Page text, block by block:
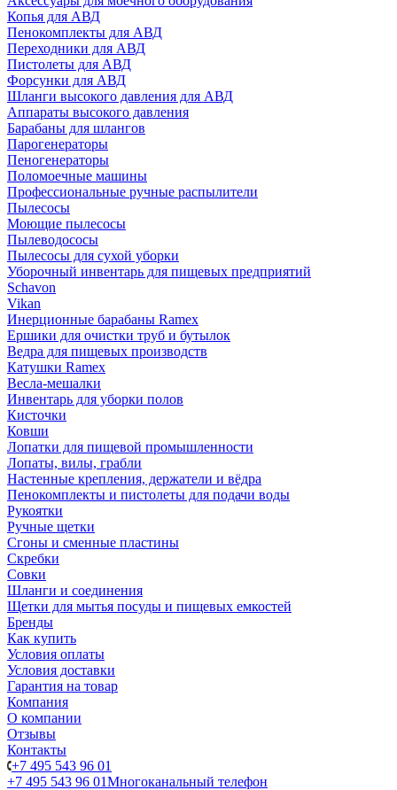
Копья для АВД
Пенокомплекты для АВД
Переходники для АВД
Пистолеты для АВД
Форсунки для АВД
Шланги высокого давления для АВД
Аппараты высокого давления
Барабаны для шлангов
Парогенераторы
Пеногенераторы
Поломоечные машины
Профессиональные ручные распылители
Пылесосы
Моющие пылесосы
Пылеводососы
Пылесосы для сухой уборки
Уборочный инвентарь для пищевых предприятий
Schavon
Vikan
Инерционные барабаны Ramex
Ершики для очистки труб и бутылок
Ведра для пищевых производств
Катушки Ramex
Весла-мешалки
Инвентарь для уборки полов
Кисточки
Ковши
Лопатки для пищевой промышленности
Лопаты, вилы, грабли
Настенные крепления, держатели и вёдра
Пенокомплекты и пистолеты для подачи воды
Рукоятки
Ручные щетки
Сгоны и сменные пластины
Скребки
Совки
Шланги и соединения
Щетки для мытья посуды и пищевых емкостей
Бренды
Как купить
Условия оплаты
Условия доставки
Гарантия на товар
Компания
О компании
Отзывы
Контакты
+7 495 543 96 01
+7 495 543 96 01Многоканальный телефон